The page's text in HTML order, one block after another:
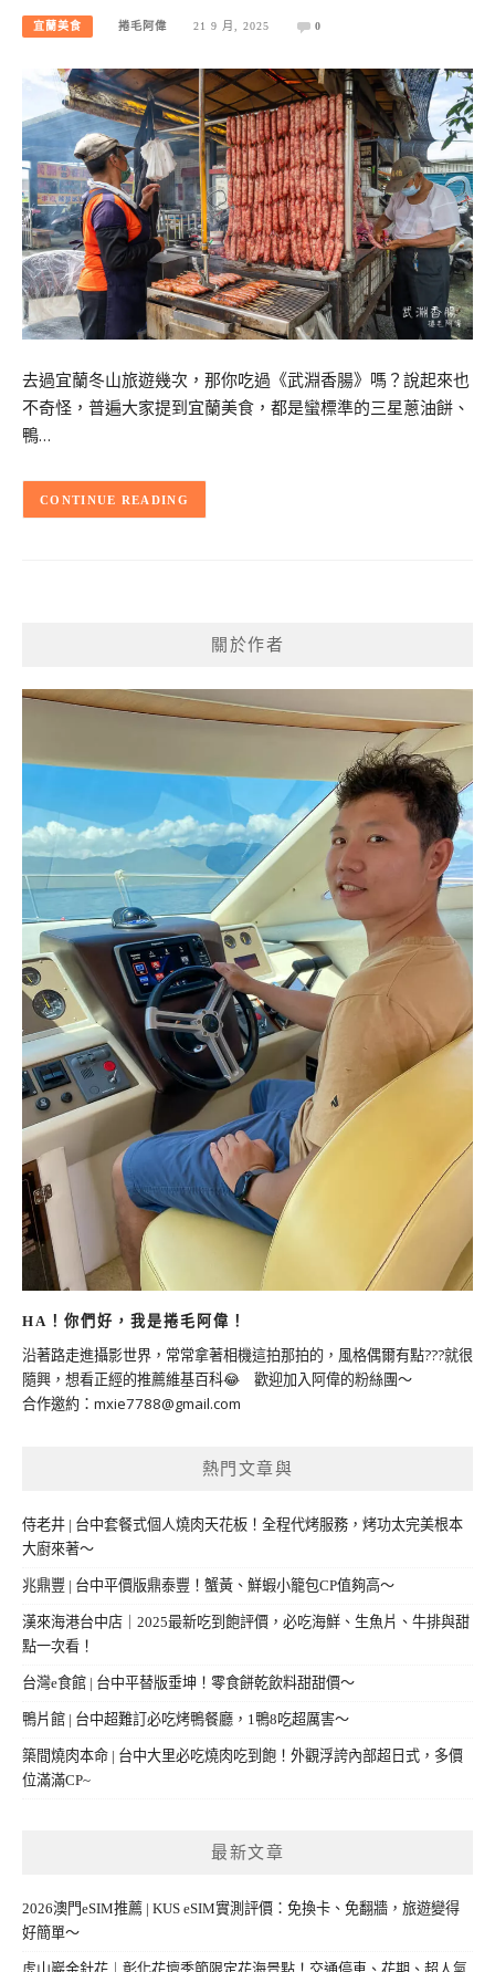
宜蘭美食 捲毛阿偉 21 9 月, 2025 0
去過宜蘭冬山旅遊幾次，那你吃過《武淵香腸》嗎？說起來也
不奇怪，普遍大家提到宜蘭美食，都是蠻標準的三星蔥油餅、
鴨…
CONTINUE READING
關於作者
HA！你們好，我是捲毛阿偉！
沿著路走進攝影世界，常常拿著相機這拍那拍的，風格偶爾有點???就很
隨興，想看正經的推薦維基百科😂 歡迎加入阿偉的粉絲團～
合作邀約： mxie7788@gmail.com
熱門文章與
侍老井 | 台中套餐式個人燒肉天花板！全程代烤服務，烤功太完美根本
大廚來著～
兆鼎豐 | 台中平價版鼎泰豐！蟹黃、鮮蝦小籠包CP值夠高～
漢來海港台中店｜2025最新吃到飽評價，必吃海鮮、生魚片、牛排與甜
點一次看！
台灣e食館 | 台中平替版垂坤！零食餅乾飲料甜甜價～
鴨片館 | 台中超難訂必吃烤鴨餐廳，1鴨8吃超厲害～
築間燒肉本命 | 台中大里必吃燒肉吃到飽！外觀浮誇內部超日式，多價
位滿滿CP~
最新文章
2026澳門eSIM推薦 | KUS eSIM實測評價：免換卡、免翻牆，旅遊變得
好簡單～